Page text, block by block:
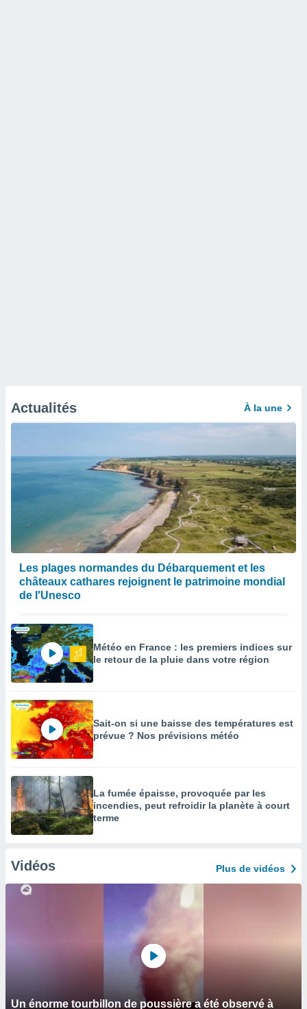
Actualités À la une
Les plages normandes du Débarquement et les
châteaux cathares rejoignent le patrimoine mondial
de l'Unesco
Météo en France : les premiers indices sur
le retour de la pluie dans votre région
Sait-on si une baisse des températures est
prévue ? Nos prévisions météo
La fumée épaisse, provoquée par les
incendies, peut refroidir la planète à court
terme
Vidéos Plus de vidéos
Un énorme tourbillon de poussière a été observé à